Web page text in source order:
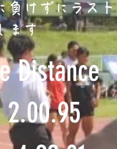
負けずにラス
ます
Distance